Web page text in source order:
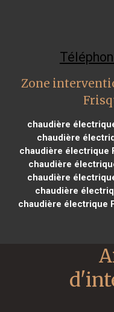
Zone
chaudière
chaudière
chaudière électrique
chaudière
chaudière
chaudière
chaudière électrique